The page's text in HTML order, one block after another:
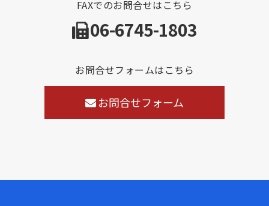
FAXでのお問合せはこちら
06-6745-1803
お問合せフォームはこちら
お問合せフォーム